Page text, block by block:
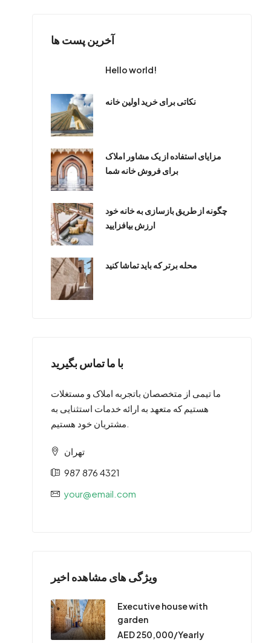
آخرین پست ها
Hello world!
نکاتی برای خرید اولین خانه
مزایای استفاده از یک مشاور املاک
برای فروش خانه شما
چگونه از طریق بازسازی به خانه خود
ارزش بیافزایید
محله برتر که باید تماشا کنید
با ما تماس بگیرید
ما تیمی از متخصصان باتجربه املاک و مستغلات
هستیم که متعهد به ارائه خدمات استثنایی به
تهران
987 876 4321
your@email.com
ویژگی های مشاهده اخیر
Executive house with
garden
AED 250,000/Yearly